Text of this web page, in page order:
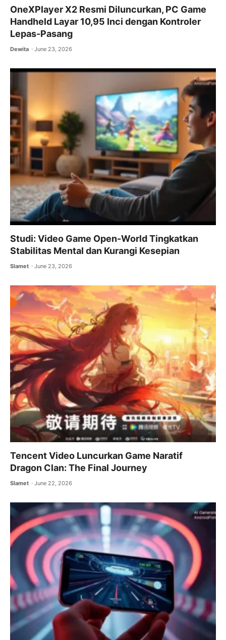
OneXPlayer X2 Resmi Diluncurkan, PC Game
Handheld Layar 10,95 Inci dengan Kontroler
Lepas-Pasang
Dewita June 23, 2026
Studi: Video Game Open-World Tingkatkan
Stabilitas Mental dan Kurangi Kesepian
Slamet June 23, 2026
Tencent Video Luncurkan Game Naratif
Dragon Clan: The Final Journey
Slamet June 22, 2026